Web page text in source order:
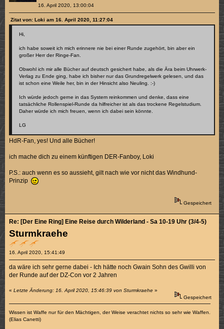
16. April 2020, 13:00:04
Zitat von: Loki am 16. April 2020, 11:27:04
Hi,
ich habe soweit ich mich erinnere nie bei einer Runde zugehört, bin aber ein
großer Herr der Ringe-Fan.
Obwohl ich mir alle Bücher auf deutsch gesichert habe, als die Ära beim Uhrwerk-
Verlag zu Ende ging, habe ich bisher nur das Grundregelwerk gelesen, und das
ist schon eine Weile her, bin in der Hinsicht also Neuling. :-)
Ich würde jedoch gerne in das System reinkommen und denke, dass eine
tatsächliche Rollenspiel-Runde da hilfreicher ist als das trockene Regelstudium.
Daher würde ich mich freuen, wenn ich dabei sein könnte.
LG
HdR-Fan, yes! Und alle Bücher!
ich mache dich zu einem künftigen DER-Fanboy, Loki
P.S.: auch wenn es so aussieht, gilt nach wie vor nicht das Windhund-
Prinzip
Gespeichert
Sturmkraehe
16. April 2020, 15:41:49
Re: [Der Eine Ring] Eine Reise durch Wilderland - Sa 10-19 Uhr (3/4-5)
da wäre ich sehr gerne dabei - Ich hätte noch Gwain Sohn des Gwilli von
der Runde auf der DZ-Con vor 2 Jahren
«Letzte Änderung: 16. April 2020, 15:46:39 von Sturmkraehe »
Gespeichert
Wissen ist Waffe nur für den Mächtigen, der Weise verachtet nichts so sehr wie Waffen.
(Elias Canetti)